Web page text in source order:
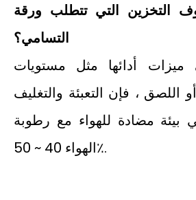
التي تتطلب ورقة
التسامي؟
أدائها مثل مستويات
اللصق ، فإن التعبئة والتغليف
مضادة للهواء مع رطوبة
الهواء 40 ~ 50٪.